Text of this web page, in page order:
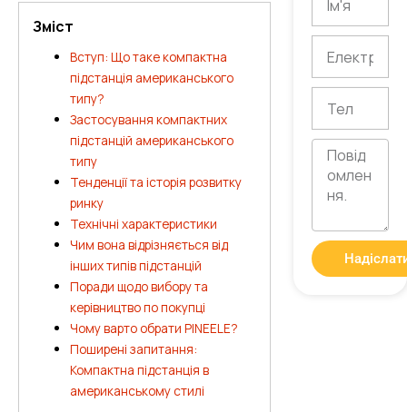
Зміст
Вступ: Що таке компактна
підстанція американського
типу?
Застосування компактних
підстанцій американського
типу
Тенденції та історія розвитку
ринку
Технічні характеристики
Чим вона відрізняється від
інших типів підстанцій
Поради щодо вибору та
керівництво по покупці
Чому варто обрати PINEELE?
Поширені запитання:
Компактна підстанція в
американському стилі
пошта
Повідомлення